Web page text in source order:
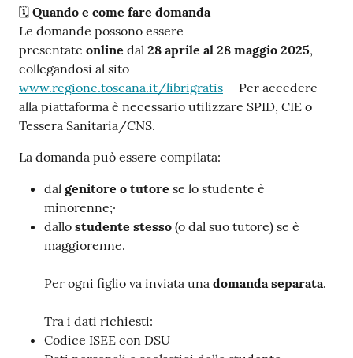
🗓️ Quando e come fare domanda
Le domande possono essere
presentate online dal 28 aprile al 28 maggio 2025,
collegandosi al sito
www.regione.toscana.it/librigratis
Per accedere
alla piattaforma è necessario utilizzare SPID, CIE o
Tessera Sanitaria/CNS.
La domanda può essere compilata:
dal genitore o tutore se lo studente è
minorenne;·
dallo studente stesso (o dal suo tutore) se è
maggiorenne.
Per ogni figlio va inviata una domanda separata.
Tra i dati richiesti:
Codice ISEE con DSU